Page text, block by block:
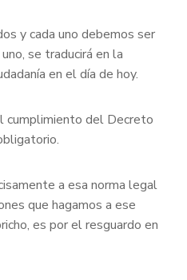
y cada uno debemos ser
se traducirá en la
en el día de hoy.
cumplimiento del Decreto
a esa norma legal
que hagamos a ese
es por el resguardo en